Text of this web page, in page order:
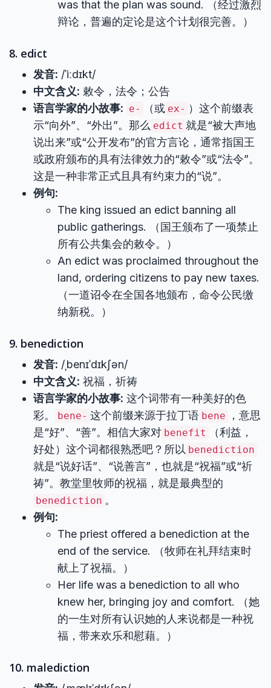
was that the plan was sound. （经过激烈
辩论，普遍的定论是这个计划很完善。）
8. edict
发音: /ˈiːdɪkt/
中文含义: 敕令，法令；公告
语言学家的小故事: e- （或 ex- ）这个前缀表
示“向外”、“外出”。那么 edict 就是“被大声地
说出来”或“公开发布”的官方言论，通常指国王
或政府颁布的具有法律效力的“敕令”或“法令”。
这是一种非常正式且具有约束力的“说”。
例句:
The king issued an edict banning all
public gatherings. （国王颁布了一项禁止
所有公共集会的敕令。）
An edict was proclaimed throughout the
land, ordering citizens to pay new taxes.
（一道诏令在全国各地颁布，命令公民缴
纳新税。）
9. benediction
发音: /ˌbenɪˈdɪkʃən/
中文含义: 祝福，祈祷
语言学家的小故事: 这个词带有一种美好的色
彩。
bene- 这个前缀来源于拉丁语 bene
，意思
是“好”、“善”。相信大家对 benefit
（利益，
好处）这个词都很熟悉吧？所以 benediction
就是“说好话”、“说善言”，也就是“祝福”或“祈
祷”。教堂里牧师的祝福，就是最典型的
benediction 。
例句:
The priest offered a benediction at the
end of the service. （牧师在礼拜结束时
献上了祝福。）
Her life was a benediction to all who
knew her, bringing joy and comfort. （她
的一生对所有认识她的人来说都是一种祝
福，带来欢乐和慰藉。）
10. malediction